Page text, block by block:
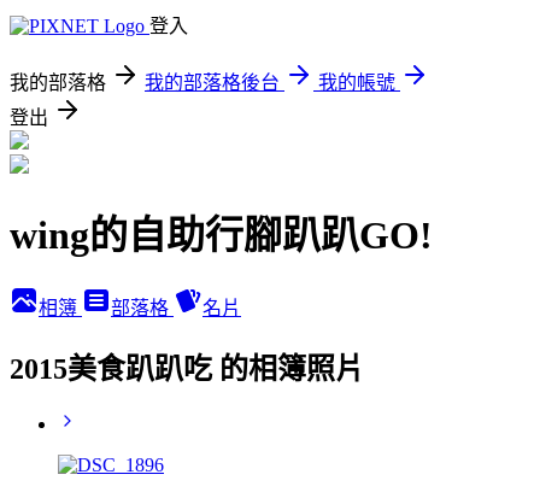
登入
我的部落格 我的部落格後台
我的帳號
登出
wing的自助行腳趴趴GO!
相簿 部落格 名片
2015美食趴趴吃 的相簿照片